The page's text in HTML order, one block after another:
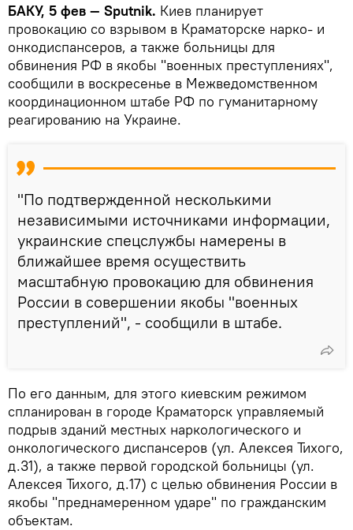
БАКУ, 5 фев — Sputnik. Киев планирует
провокацию со взрывом в Краматорске нарко- и
онкодиспансеров, а также больницы для
обвинения РФ в якобы "военных преступлениях",
сообщили в воскресенье в Межведомственном
координационном штабе РФ по гуманитарному
реагированию на Украине.
"По подтвержденной несколькими
независимыми источниками информации,
украинские спецслужбы намерены в
ближайшее время осуществить
масштабную провокацию для обвинения
России в совершении якобы "военных
преступлений", - сообщили в штабе.
По его данным, для этого киевским режимом
спланирован в городе Краматорск управляемый
подрыв зданий местных наркологического и
онкологического диспансеров (ул. Алексея Тихого,
д.31), а также первой городской больницы (ул.
Алексея Тихого, д.17) с целью обвинения России в
якобы "преднамеренном ударе" по гражданским
объектам.